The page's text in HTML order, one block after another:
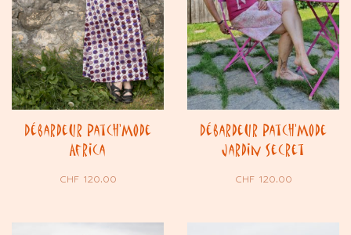
Débardeur Patch’Mode
Africa
CHF120.00
Débardeur Patch’Mode
Jardin Secret
CHF120.00